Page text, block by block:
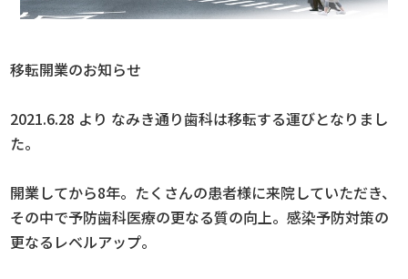
移転開業のお知らせ
2021.6.28 より なみき通り歯科は移転する運びとなりまし
た。
開業してから8年。たくさんの患者様に来院していただき、
その中で予防歯科医療の更なる質の向上。感染予防対策の
更なるレベルアップ。